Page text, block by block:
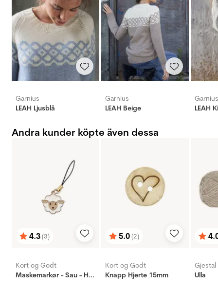
Garnius
LEAH Ljusblå
Garnius
LEAH Beige
Garnius
LEAH
Andra kunder köpte även dessa
Betyg:
4.3(3)
utav 5 stjärnor
Kort og Godt
Maskemarkør - Sau - Hvit
Betyg:
5.0(2)
utav 5 stjärnor
Kort og Godt
Knapp Hjerte 15mm
utav
Gjestal
Ulla